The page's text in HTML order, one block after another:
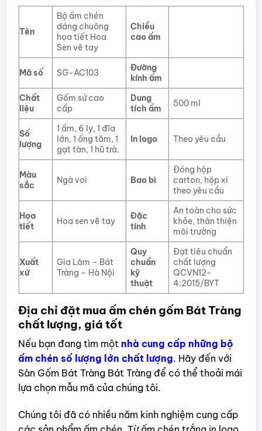
Tên
Bộ ấm chén
dáng chuông
họa tiết Hoa
Sen vẽ tay
Chiều
cao ấm
Mã số SG-AC103
Đường
kính ấm
Chất
liệu
Gốm sứ cao
cấp
Dung
tích ấm
500 ml
Số
lượng
1 ấm, 6 ly, 1 đĩa
lớn, 1 ống tăm, 1
gạt tàn, 1 hũ trà.
In logo Theo yêu cầu
Màu
sắc
Ngà voi Bao bì
Đóng hộp
carton, hộp xi
theo yêu cầu
Họa
tiết
Hoa sen vẽ tay
Đặc
tính
An toàn cho sức
khỏe, thân thiện
môi trường
Xuất
xứ
Gia Lâm – Bát
Tràng – Hà Nội
Quy
chuẩn
kỹ
thuật
Đạt tiêu chuẩn
chất lượng
QCVN12-
4:2015/BYT
Địa chỉ đặt mua ấm chén gốm Bát Tràng
chất lượng, giá tốt
Nếu bạn đang tìm một nhà cung cấp những bộ
ấm chén số lượng lớn chất lượng. Hãy đến với
Sàn Gốm Bát Tràng Bát Tràng để có thể thoải mái
lựa chọn mẫu mã của chúng tôi.
Chúng tôi đã có nhiều năm kinh nghiệm cung cấp